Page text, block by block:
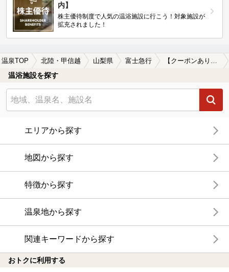
内】
株主優待制度で人気の温浴施設に行こう！対象施設が
拡充されました！
温泉TOP 北陸・甲信越 山梨県 富士急行 【クーポンあり】水風呂が楽しめる富士急行周辺の温泉、日帰り温泉、スーパー銭湯を探す
温浴施設を探す
エリアから探す
地図から探す
特徴から探す
温泉地から探す
関連キーワードから探す
おトクに利用する